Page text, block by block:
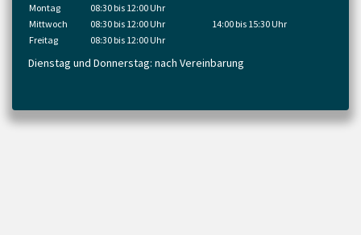
Montag
08:30 bis 12:00 Uhr
Mittwoch
08:30 bis 12:00 Uhr
14:00 bis 15:30 Uhr
Freitag
08:30 bis 12:00 Uhr
Dienstag und Donnerstag: nach Vereinbarung